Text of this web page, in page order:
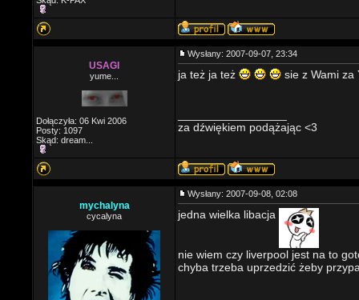
USAGI
yume...
Dołączyła: 06 Kwi 2006
Posty: 1097
Skąd: dream...
Wysłany: 2007-09-07, 23:34
ja też ja też sie z Wami
za dźwiękiem podążając <3
mychalyna
cycalyna
Wysłany: 2007-09-08, 02:08
jedna wielka libacja
nie wiem czy liverpool jest na to
chyba trzeba uprzedzić żeby